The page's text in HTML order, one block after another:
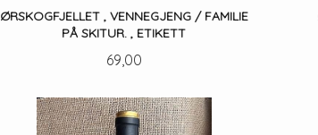
ØRSKOGFJELLET , VENNEGJENG / FAMILIE
PÅ SKITUR. , ETIKETT
Pris
69,00
KJØP